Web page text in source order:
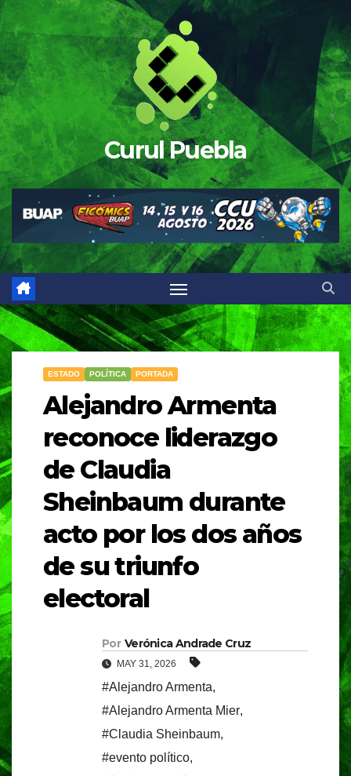
Saltar
al
contenido
Curul Puebla
ESTADO POLÍTICA PORTADA
Alejandro Armenta
reconoce liderazgo
de Claudia
Sheinbaum durante
acto por los dos años
de su triunfo
electoral
Por Verónica Andrade Cruz
MAY 31, 2026
#Alejandro Armenta,
#Alejandro Armenta Mier,
#Claudia Sheinbaum,
#evento político,